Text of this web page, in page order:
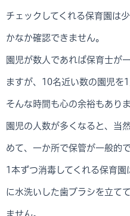
チェックしてくれる保育園は
かなか確認できません。
園児が数人であれば保育士が
ますが、10名近い数の園児を
そんな時間も心の余裕もありま
園児の人数が多くなると、当
めて、一か所で保管が一般的で
1本ずつ消毒してくれる保育
に水洗いした歯ブラシを立て
ません。